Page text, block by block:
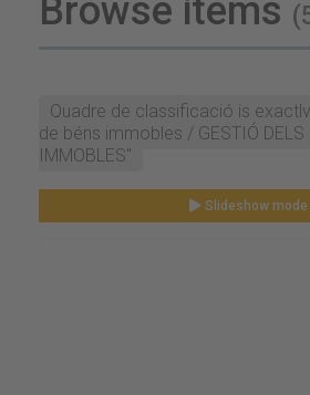
Browse items
Quadre de classificació is
de béns immobles / GESTIÓ DELS
IMMOBLES"
Slideshow mode